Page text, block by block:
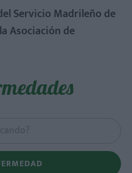
Madrileño de
Asociación de